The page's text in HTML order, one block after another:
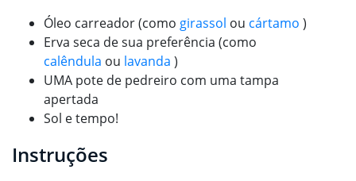
Óleo carreador (como girassol ou cártamo )
Erva seca de sua preferência (como
calêndula ou lavanda )
UMA pote de pedreiro com uma tampa
apertada
Sol e tempo!
Instruções